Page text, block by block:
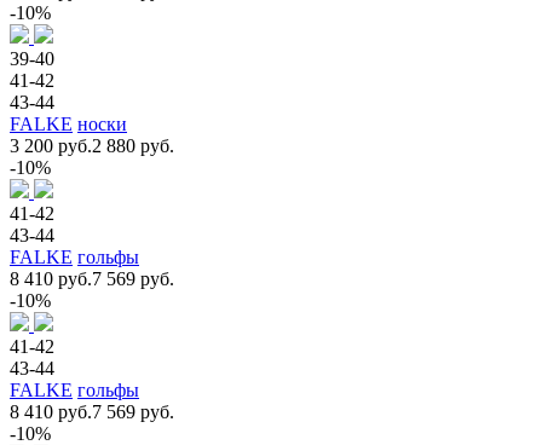
-10%
39-40
41-42
43-44
FALKE носки
3 200 руб.2 880 руб.
-10%
41-42
43-44
FALKE гольфы
8 410 руб.7 569 руб.
-10%
41-42
43-44
FALKE гольфы
8 410 руб.7 569 руб.
-10%